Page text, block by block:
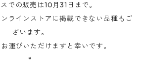
での販売は10月31日まで。
ラインストアに掲載できない品種もご
ざいます。
運びいただけますと幸いです。
*